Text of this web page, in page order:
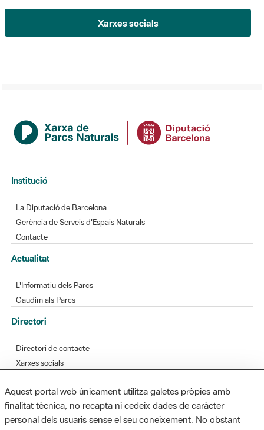
Xarxes socials
Institució
La Diputació de Barcelona
Gerència de Serveis d'Espais Naturals
Contacte
Actualitat
L'Informatiu dels Parcs
Gaudim als Parcs
Directori
Directori de contacte
Xarxes socials
Bústia de suggeriments
Opineu sobre els parcs
Aquest portal web únicament utilitza galetes pròpies amb
finalitat tècnica, no recapta ni cedeix dades de caràcter
personal dels usuaris sense el seu coneixement. No obstant